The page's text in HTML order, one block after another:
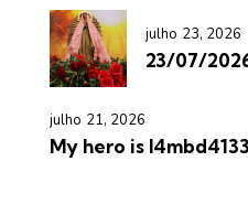
julho 23, 2026
23/07/
julho 21, 2026
My hero is